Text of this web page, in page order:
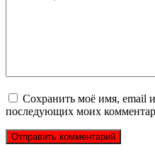
Сохранить моё имя, email и
последующих моих